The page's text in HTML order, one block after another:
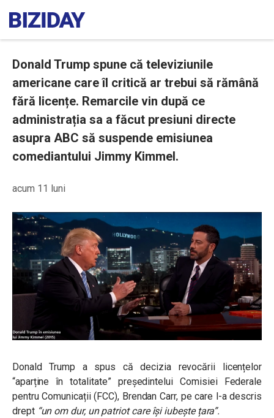
Donald Trump spune că televiziunile
americane care îl critică ar trebui să rămână
fără licențe. Remarcile vin după ce
administrația sa a făcut presiuni directe
asupra ABC să suspende emisiunea
comediantului Jimmy Kimmel.
acum 11 luni
Donald Trump a spus că decizia revocării licențelor
“aparține în totalitate” președintelui Comisiei Federale
pentru Comunicații (FCC), Brendan Carr, pe care l-a descris
drept “un om dur, un patriot care își iubește țara”.